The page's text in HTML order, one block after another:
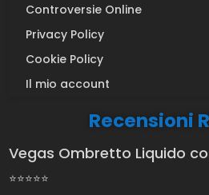
Controversie Online
Privacy Policy
Cookie Policy
Il mio account
Recensioni
Vegas Ombretto Liquido
⭐⭐⭐⭐⭐